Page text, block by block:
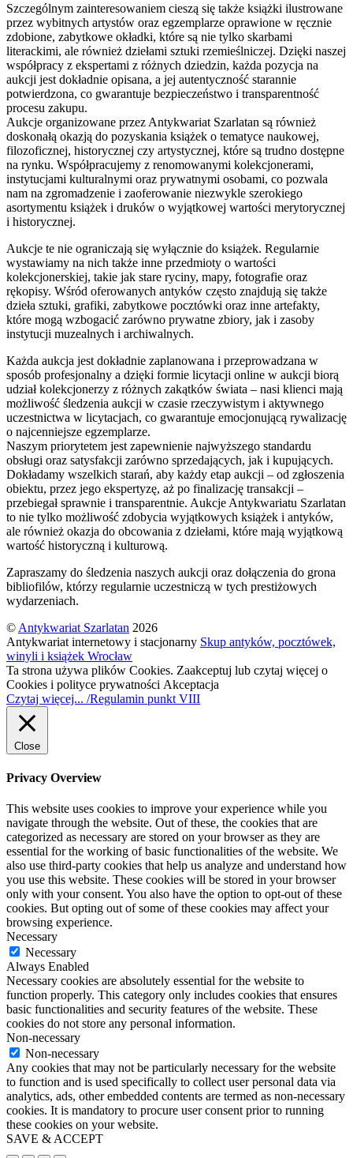
Szczególnym zainteresowaniem cieszą się także książki ilustrowane
przez wybitnych artystów oraz egzemplarze oprawione w ręcznie
zdobione, zabytkowe okładki, które są nie tylko skarbami
literackimi, ale również dziełami sztuki rzemieślniczej. Dzięki naszej
współpracy z ekspertami z różnych dziedzin, każda pozycja na
aukcji jest dokładnie opisana, a jej autentyczność starannie
potwierdzona, co gwarantuje bezpieczeństwo i transparentność
procesu zakupu.
Aukcje organizowane przez Antykwariat Szarlatan są również
doskonałą okazją do pozyskania książek o tematyce naukowej,
filozoficznej, historycznej czy artystycznej, które są trudno dostępne
na rynku. Współpracujemy z renomowanymi kolekcjonerami,
instytucjami kulturalnymi oraz prywatnymi osobami, co pozwala
nam na zgromadzenie i zaoferowanie niezwykle szerokiego
asortymentu książek i druków o wyjątkowej wartości merytorycznej
i historycznej.
Aukcje te nie ograniczają się wyłącznie do książek. Regularnie
wystawiamy na nich także inne przedmioty o wartości
kolekcjonerskiej, takie jak stare ryciny, mapy, fotografie oraz
rękopisy. Wśród oferowanych antyków często znajdują się także
dzieła sztuki, grafiki, zabytkowe pocztówki oraz inne artefakty,
które mogą wzbogacić zarówno prywatne zbiory, jak i zasoby
instytucji muzealnych i archiwalnych.
Każda aukcja jest dokładnie zaplanowana i przeprowadzana w
sposób profesjonalny a dzięki formie licytacji online w aukcji biorą
udział kolekcjonerzy z różnych zakątków świata – nasi klienci mają
możliwość śledzenia aukcji w czasie rzeczywistym i aktywnego
uczestnictwa w licytacjach, co gwarantuje emocjonującą rywalizację
o najcenniejsze egzemplarze.
Naszym priorytetem jest zapewnienie najwyższego standardu
obsługi oraz satysfakcji zarówno sprzedających, jak i kupujących.
Dokładamy wszelkich starań, aby każdy etap aukcji – od zgłoszenia
obiektu, przez jego ekspertyzę, aż po finalizację transakcji –
przebiegał sprawnie i transparentnie. Aukcje Antykwariatu Szarlatan
to nie tylko możliwość zdobycia wyjątkowych książek i antyków,
ale również okazja do obcowania z dziełami, które mają wyjątkową
wartość historyczną i kulturową.
Zapraszamy do śledzenia naszych aukcji oraz dołączenia do grona
bibliofilów, którzy regularnie uczestniczą w tych prestiżowych
wydarzeniach.
© Antykwariat Szarlatan 2026
Antykwariat internetowy i stacjonarny Skup antyków, pocztówek,
winyli i książek Wrocław
Ta strona używa plików Cookies. Zaakceptuj lub czytaj więcej o
Cookies i polityce prywatności Akceptacja
Czytaj więcej... /Regulamin punkt VIII
Close
Privacy Overview
This website uses cookies to improve your experience while you
navigate through the website. Out of these, the cookies that are
categorized as necessary are stored on your browser as they are
essential for the working of basic functionalities of the website. We
also use third-party cookies that help us analyze and understand how
you use this website. These cookies will be stored in your browser
only with your consent. You also have the option to opt-out of these
cookies. But opting out of some of these cookies may affect your
browsing experience.
Necessary
Necessary
Always Enabled
Necessary cookies are absolutely essential for the website to
function properly. This category only includes cookies that ensures
basic functionalities and security features of the website. These
cookies do not store any personal information.
Non-necessary
Non-necessary
Any cookies that may not be particularly necessary for the website
to function and is used specifically to collect user personal data via
analytics, ads, other embedded contents are termed as non-necessary
cookies. It is mandatory to procure user consent prior to running
these cookies on your website.
SAVE & ACCEPT